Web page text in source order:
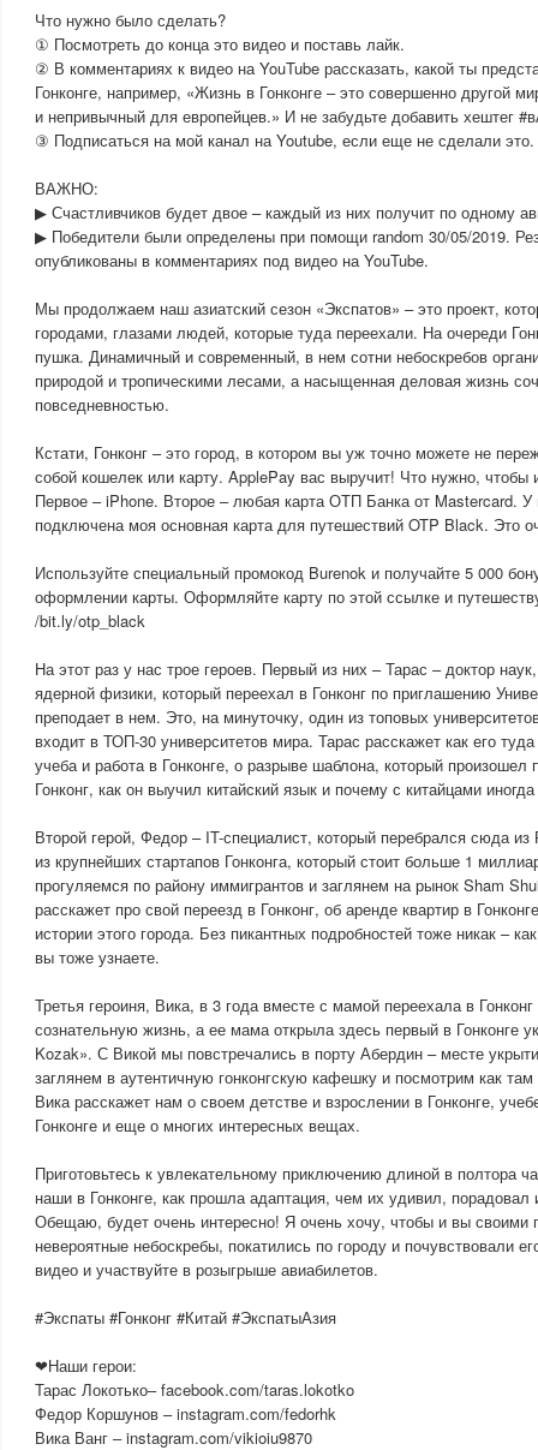
Что нужно было сделать?
① Посмотреть до конца это видео и поставь лайк.
② В комментариях к видео на YouTube рассказать, какой ты
Гонконге, например, «Жизнь в Гонконге – это совершенно другой
и непривычный для европейцев.» И не забудьте добавить хештег
③ Подписаться на мой канал на Youtube, если еще не сделали это.
ВАЖНО:
▶ Счастливчиков будет двое – каждый из них получит по одному
▶ Победители были определены при помощи random 30/05/2019.
опубликованы в комментариях под видео на YouTube.
Мы продолжаем наш азиатский сезон «Экспатов» – это проект,
городами, глазами людей, которые туда переехали. На очереди
пушка. Динамичный и современный, в нем сотни небоскребов
природой и тропическими лесами, а насыщенная деловая жизнь
повседневностью.
Кстати, Гонконг – это город, в котором вы уж точно можете не
собой кошелек или карту. ApplePay вас выручит! Что нужно, чтобы
Первое – iPhone. Второе – любая карта ОТП Банка от Mastercard.
подключена моя основная карта для путешествий OTP Black. Это
Используйте специальный промокод Burenok и получайте 5 000
оформлении карты. Оформляйте карту по этой ссылке и
/bit.ly/otp_black
На этот раз у нас трое героев. Первый из них – Тарас – доктор
ядерной физики, который переехал в Гонконг по приглашению
преподает в нем. Это, на минуточку, один из топовых
входит в ТОП-30 университетов мира. Тарас расскажет как его
учеба и работа в Гонконге, о разрыве шаблона, который произошел
Гонконг, как он выучил китайский язык и почему с китайцами
Второй герой, Федор – IT-специалист, который перебрался сюда
из крупнейших стартапов Гонконга, который стоит больше 1
прогуляемся по району иммигрантов и заглянем на рынок Sham
расскажет про свой переезд в Гонконг, об аренде квартир в
истории этого города. Без пикантных подробностей тоже никак –
вы тоже узнаете.
Третья героиня, Вика, в 3 года вместе с мамой переехала в
сознательную жизнь, а ее мама открыла здесь первый в Гонконге
Kozak». С Викой мы повстречались в порту Абердин – месте
заглянем в аутентичную гонконгскую кафешку и посмотрим как
Вика расскажет нам о своем детстве и взрослении в Гонконге,
Гонконге и еще о многих интересных вещах.
Приготовьтесь к увлекательному приключению длиной в полтора
наши в Гонконге, как прошла адаптация, чем их удивил, порадовал
Обещаю, будет очень интересно! Я очень хочу, чтобы и вы своими
невероятные небоскребы, покатились по городу и почувствовали
видео и участвуйте в розыгрыше авиабилетов.
#Экспаты #Гонконг #Китай #ЭкспатыАзия
❤Наши герои:
Тарас Локотько– facebook.com/taras.lokotko
Федор Коршунов – instagram.com/fedorhk
Вика Ванг – instagram.com/vikioiu9870